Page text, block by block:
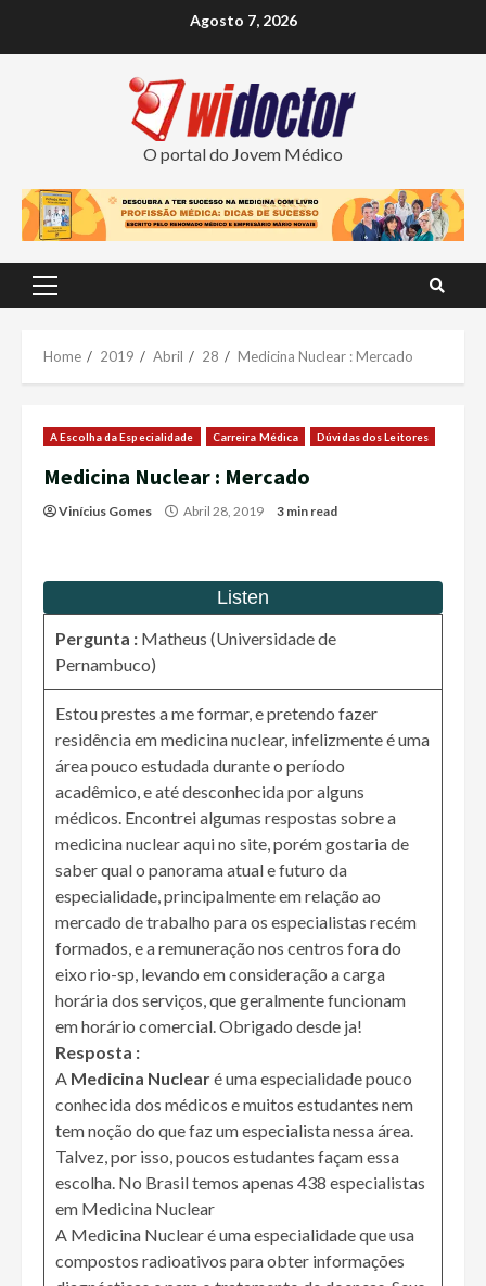
Agosto 7, 2026
O portal do Jovem Médico
Primary
Home 2019 Abril 28 Medicina Nuclear : Mercado
A Escolha da Especialidade Carreira Médica Dúvidas dos Leitores
Medicina Nuclear : Mercado
Vinícius Gomes Abril 28, 2019 3 min read
Pergunta : Matheus (Universidade de
Pernambuco)
Estou prestes a me formar, e pretendo fazer
residência em medicina nuclear, infelizmente é uma
área pouco estudada durante o período
acadêmico, e até desconhecida por alguns
médicos. Encontrei algumas respostas sobre a
medicina nuclear aqui no site, porém gostaria de
saber qual o panorama atual e futuro da
especialidade, principalmente em relação ao
mercado de trabalho para os especialistas recém
formados, e a remuneração nos centros fora do
eixo rio-sp, levando em consideração a carga
horária dos serviços, que geralmente funcionam
em horário comercial. Obrigado desde ja!
Resposta :
A Medicina Nuclearé uma especialidade pouco
conhecida dos médicos e muitos estudantes nem
tem noção do que faz um especialista nessa área.
Talvez, por isso, poucos estudantes façam essa
escolha. No Brasil temos apenas 438 especialistas
em Medicina Nuclear
A Medicina Nuclear é uma especialidade que usa
compostos radioativos para obter informações